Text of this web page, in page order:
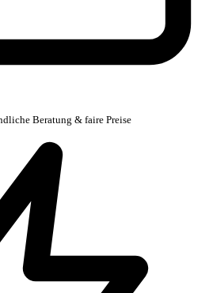
Beratung & faire Preise